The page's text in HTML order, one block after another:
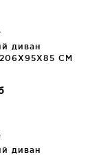
диван
CM
диван